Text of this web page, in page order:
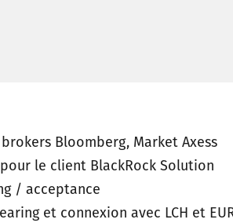
Bloomberg, Market Axess
le client BlackRock Solution
/ acceptance
et connexion avec LCH et